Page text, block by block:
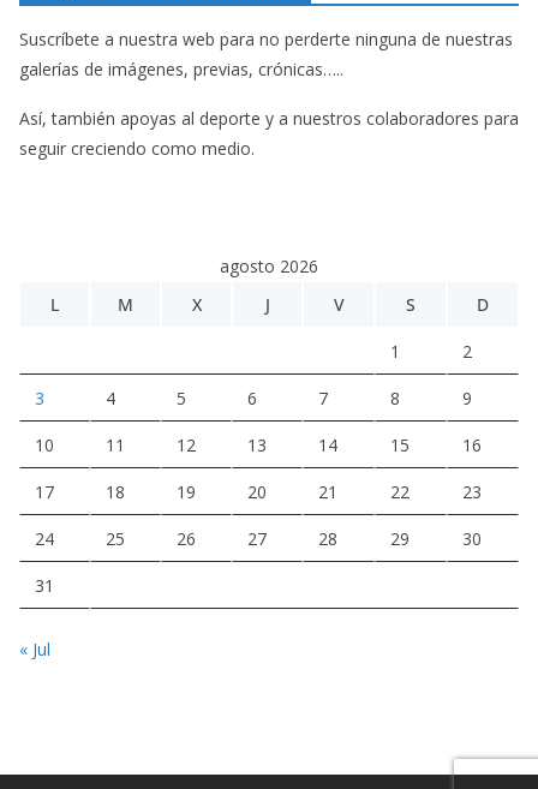
Suscríbete a nuestra web para no perderte ninguna de nuestras
galerías de imágenes, previas, crónicas…..
Así, también apoyas al deporte y a nuestros colaboradores para
seguir creciendo como medio.
agosto 2026
L
M X J V S D
1 2
3 4 5 6 7 8 9
10 11 12 13 14 15 16
17 18 19 20 21 22 23
24 25 26 27 28 29 30
31
« Jul